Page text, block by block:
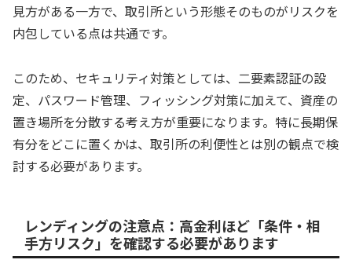
見方がある一方で、取引所という形態そのものがリスクを
内包している点は共通です。
このため、セキュリティ対策としては、二要素認証の設
定、パスワード管理、フィッシング対策に加えて、資産の
置き場所を分散する考え方が重要になります。特に長期保
有分をどこに置くかは、取引所の利便性とは別の観点で検
討する必要があります。
レンディングの注意点：高金利ほど「条件・相
手方リスク」を確認する必要があります